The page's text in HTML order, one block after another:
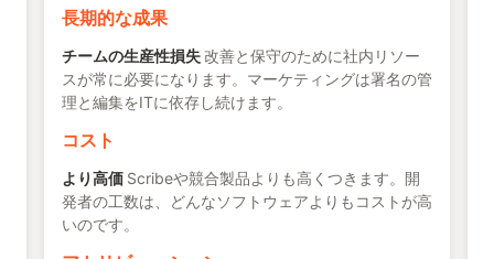
長期的な成果
チームの生産性損失改善と保守のために社内リソー
スが常に必要になります。マーケティングは署名の管
理と編集をITに依存し続けます。
コスト
より高価 Scribeや競合製品よりも高くつきます。開
発者の工数は、どんなソフトウェアよりもコストが高
いのです。